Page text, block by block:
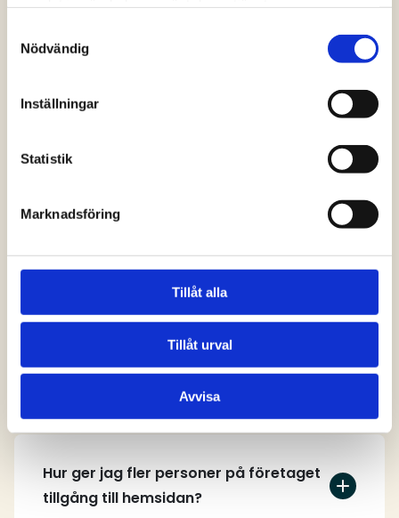
Nödvändig
Inställningar
Statistik
Marknadsföring
Tillåt alla
Tillåt urval
Avvisa
Vanliga frågor och
hemsidan?
Hur skapar jag ett användarkonto?
Hur ger jag fler personer på företaget
tillgång till hemsidan?